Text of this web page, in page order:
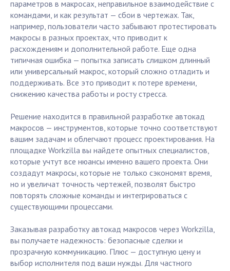
параметров в макросах, неправильное взаимодействие с
командами, и как результат — сбои в чертежах. Так,
например, пользователи часто забывают протестировать
макросы в разных проектах, что приводит к
расхождениям и дополнительной работе. Еще одна
типичная ошибка — попытка записать слишком длинный
или универсальный макрос, который сложно отладить и
поддерживать. Все это приводит к потере времени,
снижению качества работы и росту стресса.
Решение находится в правильной разработке автокад
макросов — инструментов, которые точно соответствуют
вашим задачам и облегчают процесс проектирования. На
площадке Workzilla вы найдете опытных специалистов,
которые учтут все нюансы именно вашего проекта. Они
создадут макросы, которые не только сэкономят время,
но и увеличат точность чертежей, позволят быстро
повторять сложные команды и интегрироваться с
существующими процессами.
Заказывая разработку автокад макросов через Workzilla,
вы получаете надежность: безопасные сделки и
прозрачную коммуникацию. Плюс — доступную цену и
выбор исполнителя под ваши нужды. Для частного